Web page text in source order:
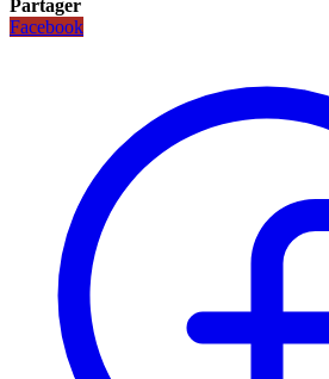
Partager
Facebook